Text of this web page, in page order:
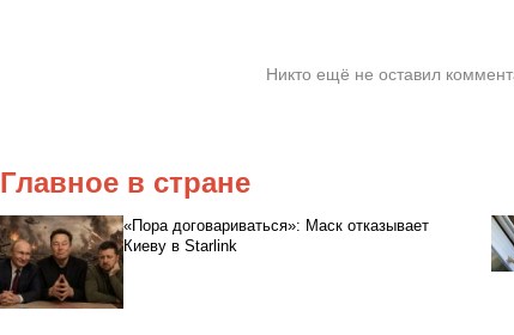
Никто ещё не оставил
Главное в стране
«Пора договариваться»: Маск отказывает
Киеву в Starlink